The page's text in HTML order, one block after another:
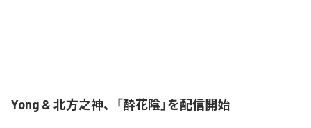
Yong & 北方之神、「酔花陰」を配信開始